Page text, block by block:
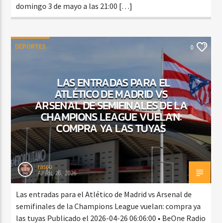
domingo 3 de mayo a las 21:00 […]
DEPORTES 0
LAS ENTRADAS PARA EL
ATLÉTICO DE MADRID VS
ARSENAL DE SEMIFINALES DE LA
CHAMPIONS LEAGUE VUELAN:
COMPRA YA LAS TUYAS
rasco
APRIL 26, 2026
Las entradas para el Atlético de Madrid vs Arsenal de
semifinales de la Champions League vuelan: compra ya
las tuyas Publicado el 2026-04-26 06:06:00 • BeOne Radio